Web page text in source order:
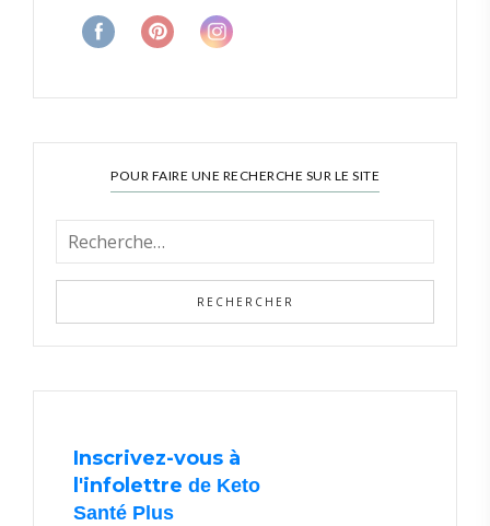
POUR FAIRE UNE RECHERCHE SUR LE SITE
Inscrivez-vous à
l'infolettre de Keto
Santé Plus